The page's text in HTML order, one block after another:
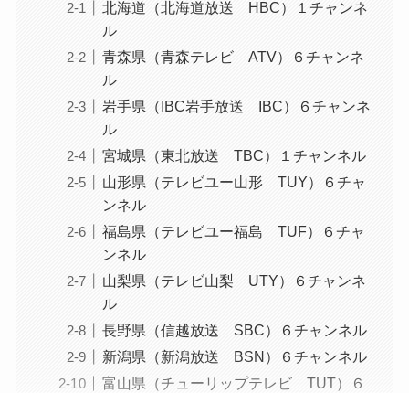
北海道（北海道放送 HBC）１チャンネ
ル
青森県（青森テレビ ATV）６チャンネ
ル
岩手県（IBC岩手放送 IBC）６チャンネ
ル
宮城県（東北放送 TBC）１チャンネル
山形県（テレビユー山形 TUY）６チャ
ンネル
福島県（テレビユー福島 TUF）６チャ
ンネル
山梨県（テレビ山梨 UTY）６チャンネ
ル
長野県（信越放送 SBC）６チャンネル
新潟県（新潟放送 BSN）６チャンネル
富山県（チューリップテレビ TUT）６